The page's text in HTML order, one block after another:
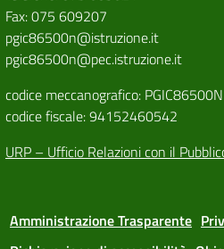
Fax: 075 609207
pgic86500n@istruzione.it
pgic86500n@pec.istruzione.it
codice meccanografico: PGIC86500N
codice fiscale: 94152460542
URP – Ufficio Relazioni con il
Amministrazione Trasparente